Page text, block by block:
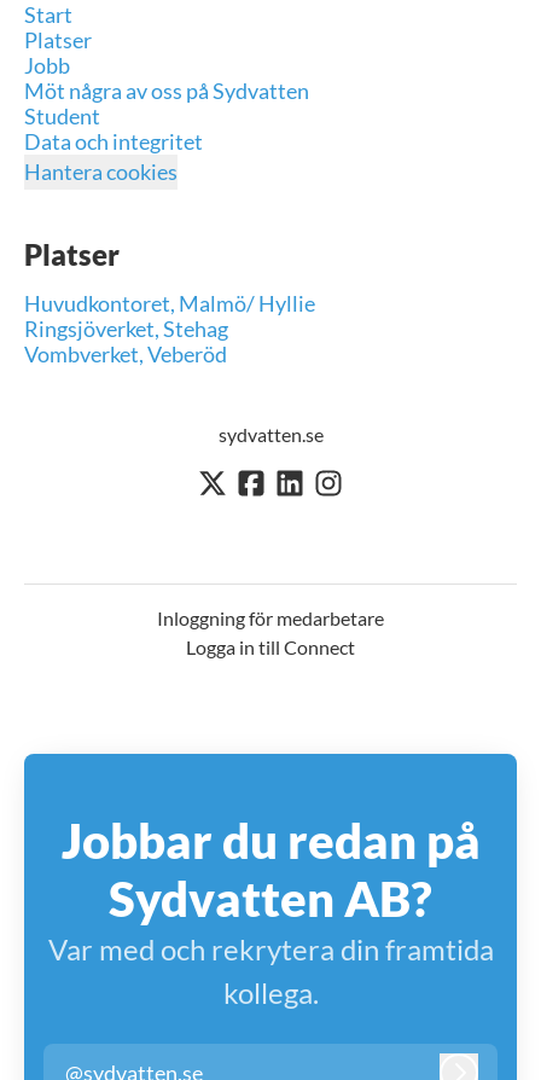
Start
Platser
Jobb
Möt några av oss på Sydvatten
Student
Data och integritet
Hantera cookies
Platser
Huvudkontoret, Malmö/ Hyllie
Ringsjöverket, Stehag
Vombverket, Veberöd
sydvatten.se
Inloggning för medarbetare
Logga in till Connect
Jobbar du redan på
Sydvatten AB?
Var med och rekrytera din framtida
kollega.
@sydvatten.se